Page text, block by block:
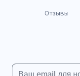
Отзывы